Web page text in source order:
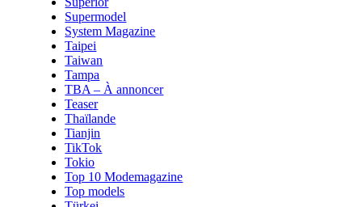
Supermodel
System Magazine
Taipei
Taiwan
Tampa
TBA – À annoncer
Teaser
Thaïlande
Tianjin
TikTok
Tokio
Top 10 Modemagazine
Top models